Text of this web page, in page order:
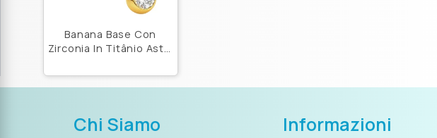
Banana Base Con
Zirconia In Titânio Astm
Chi Siamo Informazioni